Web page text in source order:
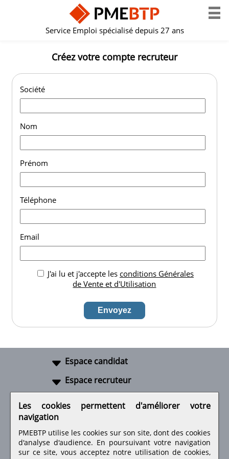
Service Emploi spécialisé depuis 27 ans
Créez votre compte recruteur
Société
Nom
Prénom
Téléphone
Email
J'ai lu et j'accepte les conditions Générales
de Vente et d'Utilisation
Espace candidat
Espace recruteur
Les cookies permettent d'améliorer votre
navigation
PMEBTP utilise les cookies sur son site, dont des cookies
d'analyse d'audience. En poursuivant votre navigation
sur ce site, vous acceptez notre utilisation de cookies,